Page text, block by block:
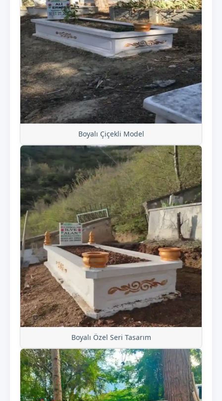
Boyalı Çiçekli Model
Boyalı Özel Seri Tasarım